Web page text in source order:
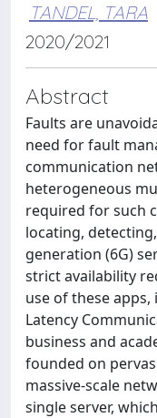
TANDEL, TARA
2020/2021
Abstract
Faults are
need for fault
communication
heterogeneous
required for such
locating,
generation (6G)
strict availability
use of these
Latency
business and
founded on
massive-scale
single server,